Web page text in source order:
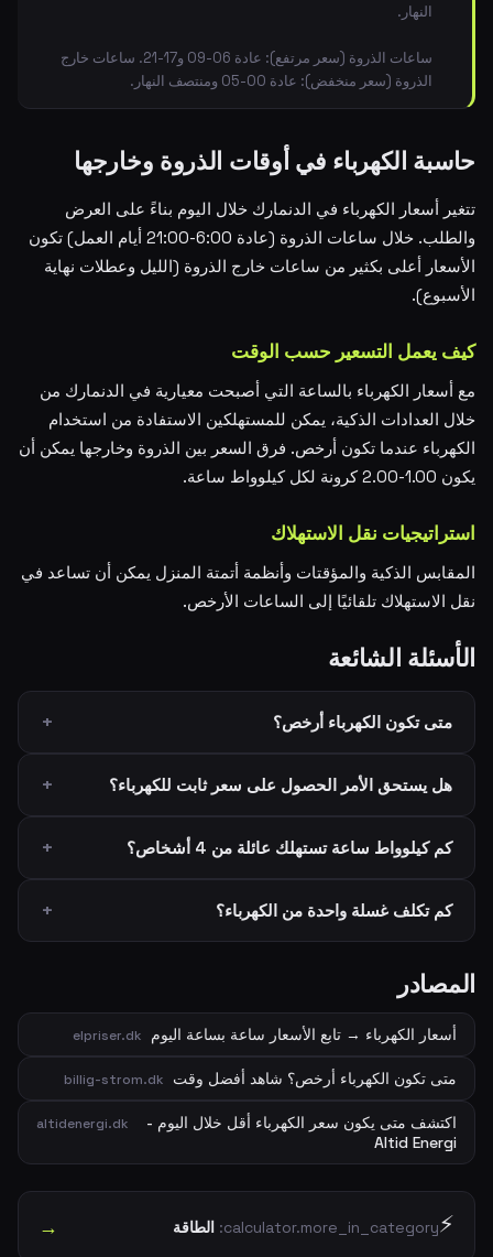
النهار.
ساعات الذروة (سعر مرتفع): عادة 06-09 و17-21. ساعات خارج
الذروة (سعر منخفض): عادة 00-05 ومنتصف النهار.
حاسبة الكهرباء في أوقات الذروة وخارجها
تتغير أسعار الكهرباء في الدنمارك خلال اليوم بناءً على العرض
والطلب. خلال ساعات الذروة (عادة 6:00-21:00 أيام العمل) تكون
الأسعار أعلى بكثير من ساعات خارج الذروة (الليل وعطلات نهاية
الأسبوع).
كيف يعمل التسعير حسب الوقت
مع أسعار الكهرباء بالساعة التي أصبحت معيارية في الدنمارك من
خلال العدادات الذكية، يمكن للمستهلكين الاستفادة من استخدام
الكهرباء عندما تكون أرخص. فرق السعر بين الذروة وخارجها يمكن أن
يكون 1.00-2.00 كرونة لكل كيلوواط ساعة.
استراتيجيات نقل الاستهلاك
المقابس الذكية والمؤقتات وأنظمة أتمتة المنزل يمكن أن تساعد في
نقل الاستهلاك تلقائيًا إلى الساعات الأرخص.
الأسئلة الشائعة
متى تكون الكهرباء أرخص؟
هل يستحق الأمر الحصول على سعر ثابت للكهرباء؟
كم كيلوواط ساعة تستهلك عائلة من 4 أشخاص؟
كم تكلف غسلة واحدة من الكهرباء؟
المصادر
أسعار الكهرباء → تابع الأسعار ساعة بساعة اليوم elpriser.dk
متى تكون الكهرباء أرخص؟ شاهد أفضل وقت billig-strom.dk
اكتشف متى يكون سعر الكهرباء أقل خلال اليوم -
Altid Energi
altidenergi.dk
⚡
calculator.more_in_category: الطاقة →